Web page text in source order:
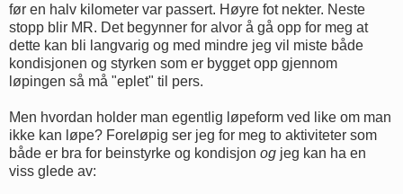
før en halv kilometer var passert. Høyre fot nekter. Neste
stopp blir MR. Det begynner for alvor å gå opp for meg at
dette kan bli langvarig og med mindre jeg vil miste både
kondisjonen og styrken som er bygget opp gjennom
løpingen så må "eplet" til pers.
Men hvordan holder man egentlig løpeform ved like om man
ikke kan løpe? Foreløpig ser jeg for meg to aktiviteter som
både er bra for beinstyrke og kondisjon og jeg kan ha en
viss glede av: